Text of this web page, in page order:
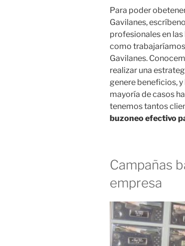
Para poder
Gavilanes,
profesionales en
como
Gavilanes.
realizar una
genere beneficios,
mayoría de casos
tenemos tantos
buzoneo efectivo
Campañas
empresa